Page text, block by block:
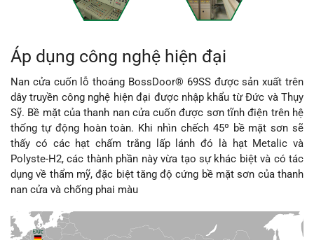
Áp dụng công nghệ hiện đại
Nan cửa cuốn lỗ thoáng BossDoor® 69SS được sản xuất trên
dây truyền công nghệ hiện đại được nhập khẩu từ Đức và Thụy
Sỹ. Bề mặt của thanh nan cửa cuốn được sơn tĩnh điện trên hệ
thống tự động hoàn toàn. Khi nhìn chếch 45º bề mặt sơn sẽ
thấy có các hạt chấm trắng lấp lánh đó là hạt Metalic và
Polyste-H2, các thành phần này vừa tạo sự khác biệt và có tác
dụng về thẩm mỹ, đặc biệt tăng độ cứng bề mặt sơn của thanh
nan cửa và chống phai màu